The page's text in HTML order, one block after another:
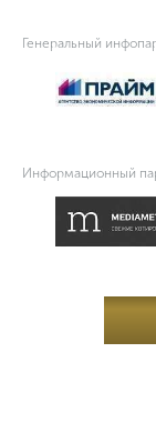
Генеральный
Информационный